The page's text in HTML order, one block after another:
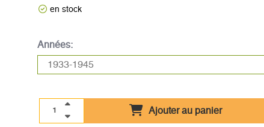
en stock
Années:
Ajouter au panier